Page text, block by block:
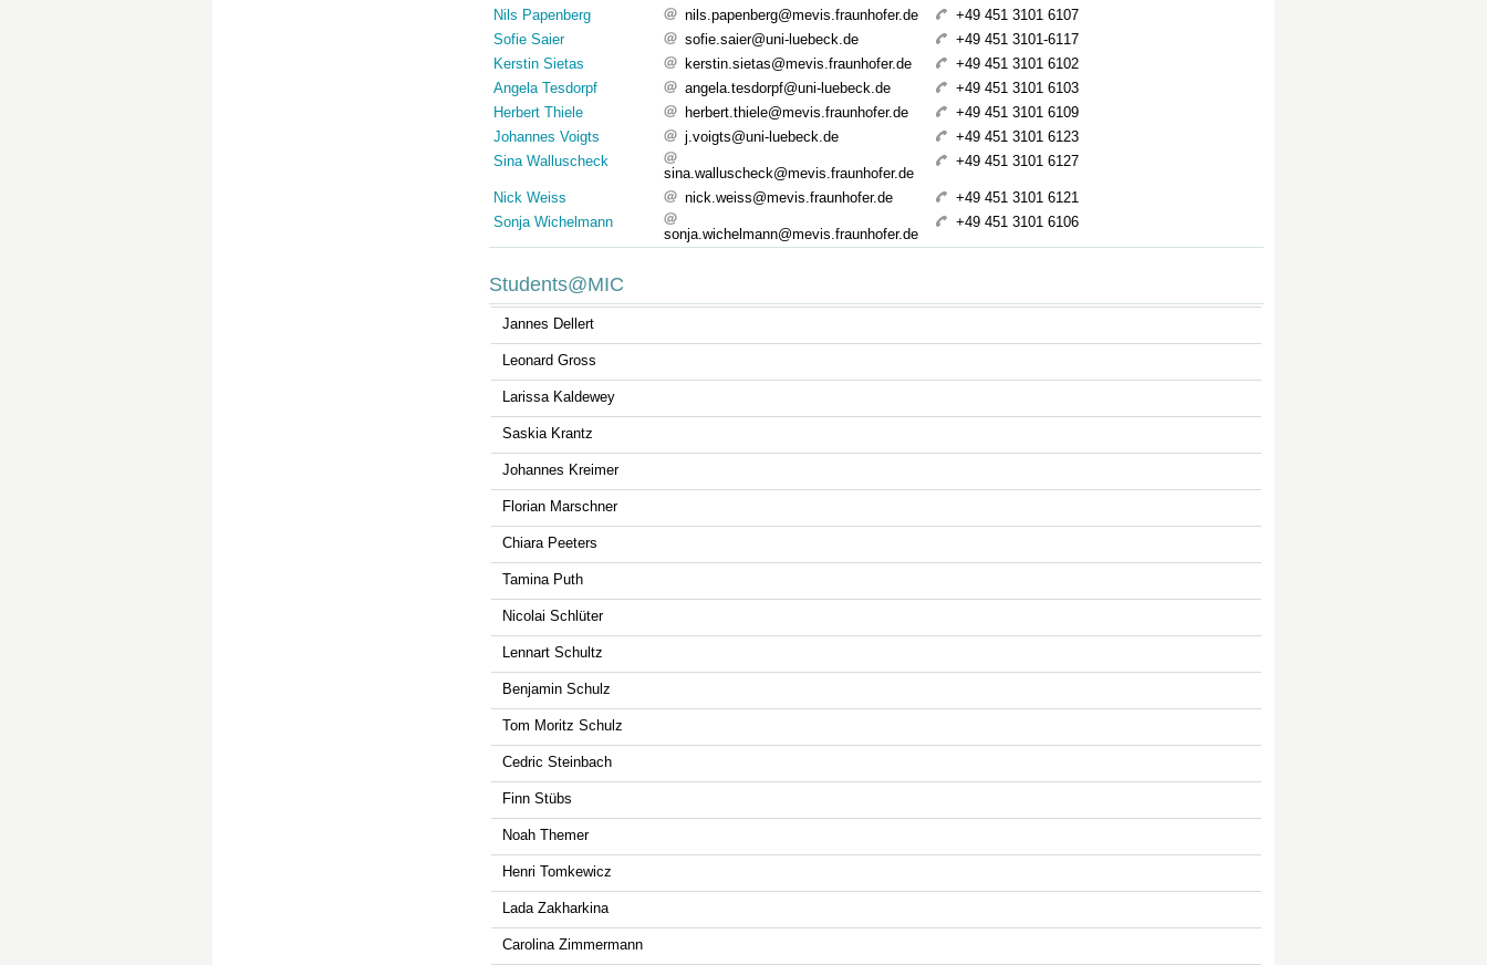
Nils Papenberg
nils.papenberg@mevis.fraunhofer.de
+49 451 3101 6107
Sofie Saier
sofie.saier@uni-luebeck.de
+49 451 3101-6117
Kerstin Sietas
kerstin.sietas@mevis.fraunhofer.de
+49 451 3101 6102
Angela Tesdorpf
angela.tesdorpf@uni-luebeck.de
+49 451 3101 6103
Herbert Thiele
herbert.thiele@mevis.fraunhofer.de
+49 451 3101 6109
Johannes Voigts
j.voigts@uni-luebeck.de
+49 451 3101 6123
Sina Walluscheck
sina.walluscheck@mevis.fraunhofer.de
+49 451 3101 6127
Nick Weiss nick.weiss@mevis.fraunhofer.de
+49 451 3101 6121
Sonja Wichelmann
sonja.wichelmann@mevis.fraunhofer.de
+49 451 3101 6106
Students@MIC
Jannes Dellert
Leonard Gross
Larissa Kaldewey
Saskia Krantz
Johannes Kreimer
Florian Marschner
Chiara Peeters
Tamina Puth
Nicolai Schlüter
Lennart Schultz
Benjamin Schulz
Tom Moritz Schulz
Cedric Steinbach
Finn Stübs
Noah Themer
Henri Tomkewicz
Lada Zakharkina
Carolina Zimmermann